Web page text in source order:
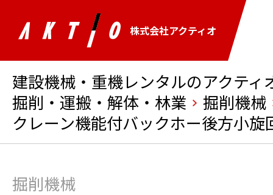
株式会社アクティオ
建設機械・重機レンタルのアクティ
掘削・運搬・解体・林業
掘削機械
クレーン機能付バックホー後方小旋
掘削機械